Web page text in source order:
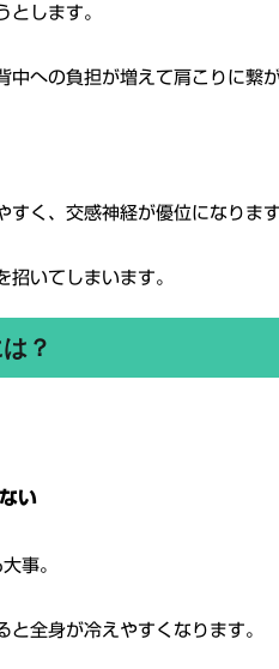
とします。
への負担が増えて肩こりに繋が
く、交感神経が優位になります
いてしまいます。
？
い
事。
全身が冷えやすくなります。